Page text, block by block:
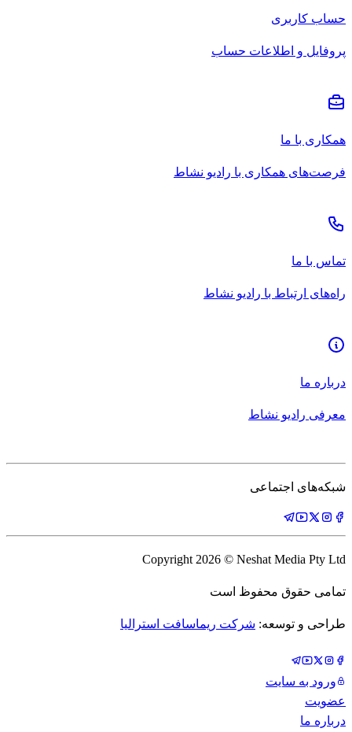
حساب کاربری
پروفایل و اطلاعات حساب
همکاری با ما
فرصت‌های همکاری با رادیو نشاط
تماس با ما
راه‌های ارتباط با رادیو نشاط
درباره ما
معرفی رادیو نشاط
شبکه‌های اجتماعی
Copyright 2026 © Neshat Media Pty Ltd
تمامی حقوق محفوظ است
طراحی و توسعه: شرکت ریماسافت استرالیا
ورود به سایت
عضویت
درباره ما